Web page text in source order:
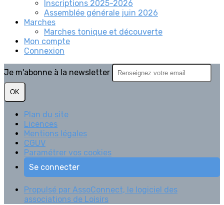
Inscriptions 2025-2026
Assemblée générale juin 2026
Marches
Marches tonique et découverte
Mon compte
Connexion
Je m'abonne à la newsletter
OK
Plan du site
Licences
Mentions légales
CGUV
Paramétrer vos cookies
Se connecter
Propulsé par AssoConnect, le logiciel des
associations de Loisirs